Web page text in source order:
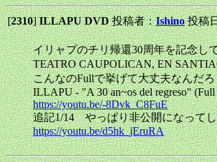
[2310]ILLAPU DVD投稿者：Ishino 投稿
イリャプのチリ帰還30周年を記念し
TEATRO CAUPOLICAN, EN
こんなのFullで挙げて大丈夫なんだ
ILLAPU - "A 30 an~os del regreso"
https://youtu.be/-8Dvk_C8FuE
追記1/14 やっぱり非公開になって
https://youtu.be/d5hk_jEruRA